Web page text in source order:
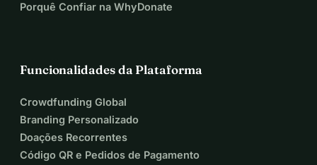
Porquê Confiar na WhyDonate
Funcionalidades da Plataforma
Crowdfunding Global
Branding Personalizado
Doações Recorrentes
Código QR e Pedidos de Pagamento